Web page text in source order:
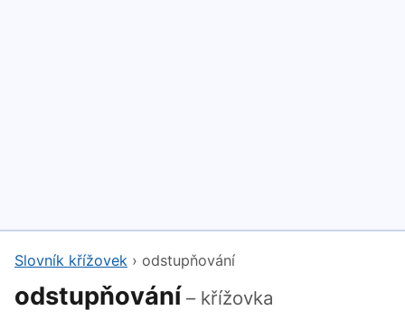
Slovník křížovek › odstupňování
odstupňování – křížovka